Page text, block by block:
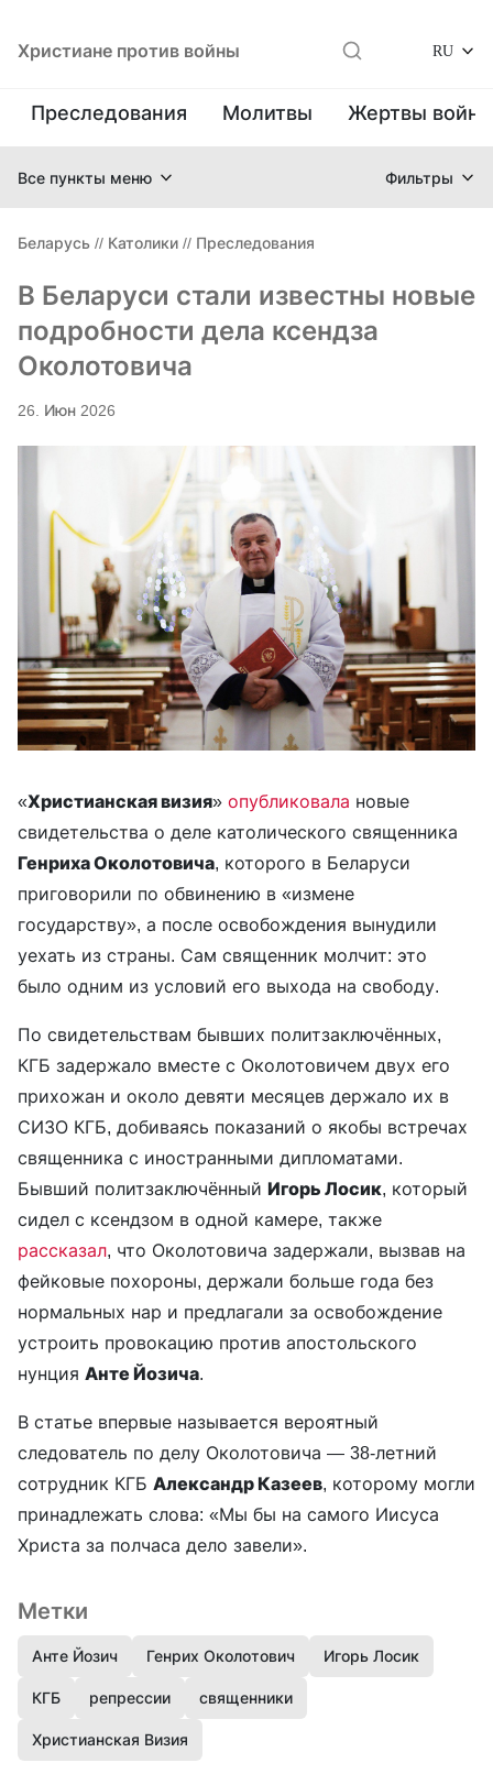
Христиане против войны RU
Преследования Молитвы Жертвы
Все пункты меню Фильтры
Беларусь // Католики // Преследования
В Беларуси стали известны новые
подробности дела ксендза
Околотовича
26. Июн 2026
«Христианская визия» опубликовала новые
свидетельства о деле католического священника
Генриха Околотовича, которого в Беларуси
приговорили по обвинению в «измене
государству», а после освобождения вынудили
уехать из страны. Сам священник молчит: это
было одним из условий его выхода на свободу.
По свидетельствам бывших политзаключённых,
КГБ задержало вместе с Околотовичем двух его
прихожан и около девяти месяцев держало их в
СИЗО КГБ, добиваясь показаний о якобы встречах
священника с иностранными дипломатами.
Бывший политзаключённый Игорь Лосик, который
сидел с ксендзом в одной камере, также
рассказал, что Околотовича задержали, вызвав на
фейковые похороны, держали больше года без
нормальных нар и предлагали за освобождение
устроить провокацию против апостольского
нунция Анте Йозича.
В статье впервые называется вероятный
следователь по делу Околотовича — 38-летний
сотрудник КГБ Александр Казеев, которому могли
принадлежать слова: «Мы бы на самого Иисуса
Христа за полчаса дело завели».
Метки
Анте Йозич Генрих Околотович Игорь Лосик
КГБ репрессии священники
Христианская Визия